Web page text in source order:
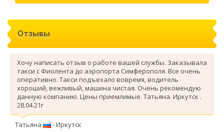
Отзывы
Хочу написать отзыв о работе вашей службы. Заказывала
такси с Фиолента до аэропорта Симферополя. Все очень
оперативно. Такси подъехало вовремя, водитель
хороший, вежливый, машина чистая. Очень рекомендую
данную компанию. Цены приемлимые. Татьяна. Иркутск .
28.04.21г
Татьяна - Иркутск